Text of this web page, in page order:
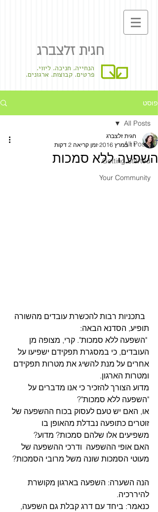
חגית זלצברג
הנחייה. חניכה. ליווי.
פרטים. קבוצות. ארגונים.
פוסט
All Posts
Getting Started
Your Community
All Posts
השפעה ללא סמכות
חגית זלצברג
11 במרץ 2016
זמן קריאה 2 דקות
  בתכניות רבות להכשרת עובדים מהשורה
תופיע, הסדנא הבאה:
"השפעה ללא סמכות". קרי, מצופה מן
העובדים, כי במסגרת תפקידם ישפיעו על
אחרים על מנת להשיג את מטרות תפקידם
ומטרות הארגון.
מדוע הצורך להזכיר כי אנו מדברים על
"השפעה ללא סמכות"?
או, האם יש טעם לעסוק בכוח ההשפעה של
זוטרים כתופעה נבדלת מהאופן בו
משפיעים אלו שלהם סמכות? מדוע?
האם אופי ההשפעה  ודרכי ההשפעה של
מעוטי הסמכות שונה משל מרובי הסמכות?
הנה השערה: השפעה בארגון מקושרת
להיררכיה.
כנאמר: ביחד עם דרג קבלת גם השפעה,